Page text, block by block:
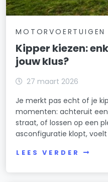
MOTORVOERTUIGEN
Kipper kiezen:
jouw klus?
27 maart 2026
Je merkt pas echt of je
momenten: achteruit
straat, of lossen op een
asconfiguratie klopt,
LEES VERDER